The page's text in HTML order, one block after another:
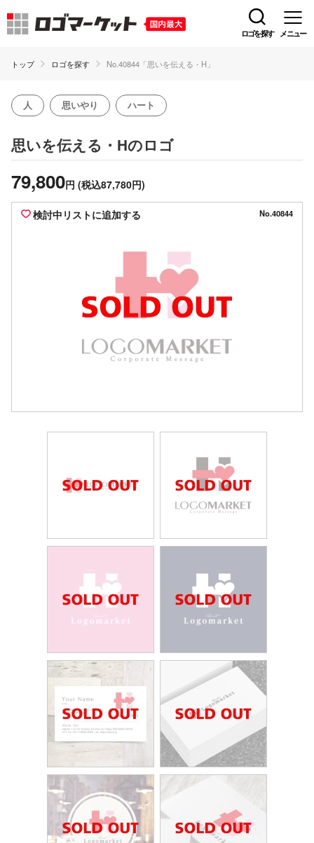
ロゴを探す メニュー
トップ ロゴを探す No.40844「思いを伝える・H」
人 思いやり ハート
思いを伝える・Hのロゴ
79,800円 (税込87,780円)
検討中リストに追加する No.40844